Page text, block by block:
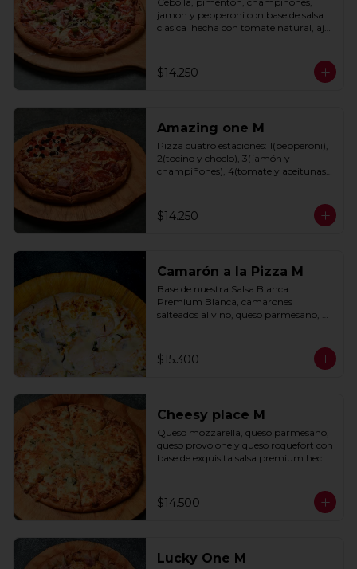
jamon y pepperoni con base de salsa
clasica  hecha con tomate natural, ajo,
$14.250
Amazing one M
Pizza cuatro estaciones: 1(pepperoni),
2(tocino y choclo), 3(jamón y
champiñones), 4(tomate y aceitunas
oregano y especias.
$14.250
Camarón a la Pizza M
Base de nuestra Salsa Blanca
Premium Blanca, camarones
salteados al vino, queso parmesano,
$15.300
Cheesy place M
Queso mozzarella, queso parmesano,
queso provolone y queso roquefort con
base de exquisita salsa premium hecha
$14.500
Lucky One M